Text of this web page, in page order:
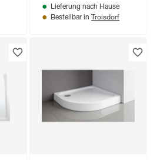
Lieferung nach Hause
Bestellbar in Troisdorf